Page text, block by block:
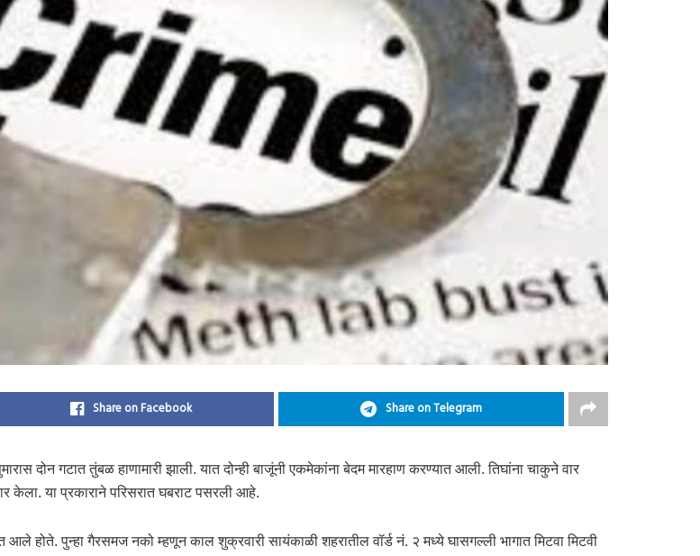
Share on Facebook Share on Telegram
दोन गटात तुंबळ हाणामारी झाली. यात दोन्ही बाजूंनी एकमेकांना बेदम मारहाण करण्यात आली. तिघांना चाकुने वार
या प्रकाराने परिसरात घबराट पसरली आहे.
आले होते. पुन्हा गैरसमज नको म्हणून काल शुक्रवारी सायंकाळी शहरातील वॉर्ड नं. २ मध्ये घासगल्ली भागात मिटवा मिटवी